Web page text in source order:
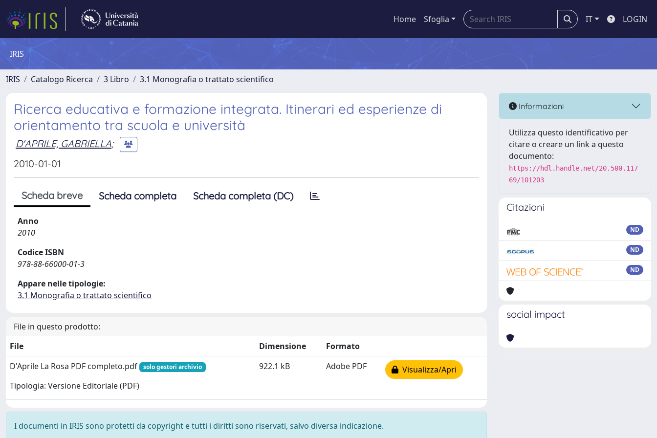
Home Sfoglia IT LOGIN
IRIS
IRIS Catalogo Ricerca 3 Libro 3.1 Monografia o trattato scientifico
Ricerca educativa e formazione integrata. Itinerari ed esperienze di
orientamento tra scuola e università
D'APRILE, GABRIELLA;
2010-01-01
Scheda breve Scheda completa Scheda completa (DC)
Anno
2010
Codice ISBN
978-88-66000-01-3
Appare nelle tipologie:
3.1 Monografia o trattato scientifico
File in questo prodotto:
File
Dimensione
Formato
D'Aprile La Rosa PDF completo.pdf
solo gestori archivio
Tipologia: Versione Editoriale (PDF)
922.1 kB Adobe PDF Visualizza/Apri
I documenti in IRIS sono protetti da copyright e tutti i diritti sono riservati, salvo diversa indicazione.
Informazioni
Utilizza questo identificativo per
citare o creare un link a questo
documento:
https://hdl.handle.net/20.500.117
69/101203
Citazioni
ND
ND
ND
social impact